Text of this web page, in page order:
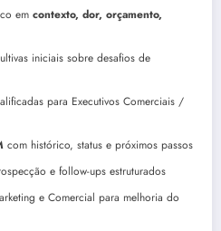
em contexto, dor, orçamento,
iniciais sobre desafios de
para Executivos Comerciais /
com histórico, status e próximos passos
e follow-ups estruturados
e Comercial para melhoria do